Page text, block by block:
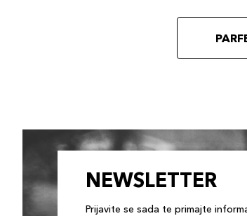
NEWSLETTER
Prijavite se sada te primajte